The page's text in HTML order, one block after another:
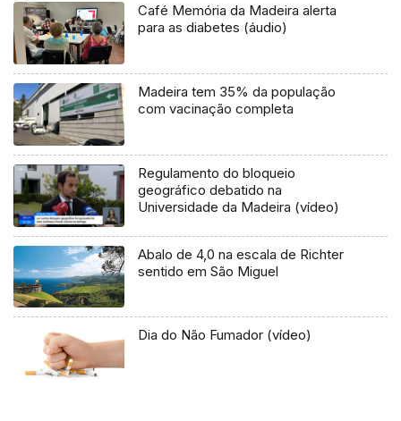
Café Memória da Madeira alerta
para as diabetes (áudio)
Madeira tem 35% da população
com vacinação completa
Regulamento do bloqueio
geográfico debatido na
Universidade da Madeira (vídeo)
Abalo de 4,0 na escala de Richter
sentido em São Miguel
Dia do Não Fumador (vídeo)